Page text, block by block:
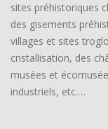
sites préhistoriques
des gisements
villages et sites
cristallisation, des
musées et
industriels, etc.…